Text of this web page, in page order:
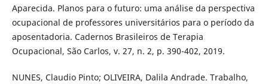
Aparecida. Planos para o futuro: uma análise da perspectiva
ocupacional de professores universitários para o período da
aposentadoria. Cadernos Brasileiros de Terapia
Ocupacional, São Carlos, v. 27, n. 2, p. 390-402, 2019.
NUNES, Claudio Pinto; OLIVEIRA, Dalila Andrade. Trabalho,